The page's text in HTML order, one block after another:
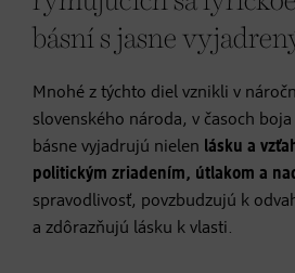
básní s jasne
Mnohé z týchto diel vznikli v
slovenského národa, v časoch
básne vyjadrujú nielen lásku a
politickým zriadením, útlakom a
spravodlivosť, povzbudzujú k
a zdôrazňujú lásku k vlasti.